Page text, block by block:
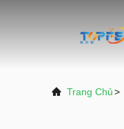
Trang Chủ>